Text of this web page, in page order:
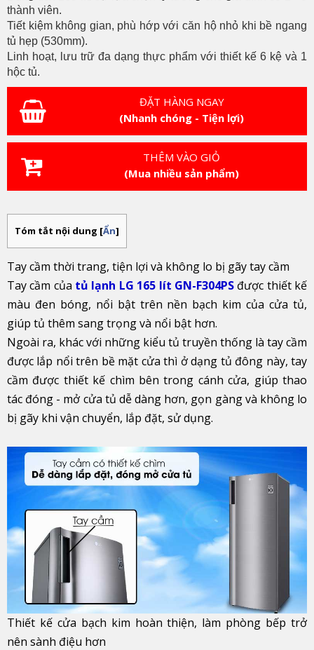
thành viên.
Tiết kiệm không gian, phù hớp với căn hộ nhỏ khi bề ngang
tủ hẹp (530mm).
Linh hoạt, lưu trữ đa dạng thực phẩm với thiết kế 6 kệ và 1
hộc tủ.
ĐẶT HÀNG NGAY
(Nhanh chóng - Tiện lợi)
THÊM VÀO GIỎ
(Mua nhiều sản phẩm)
Tóm tắt nội dung [Ẩn]
Tay cầm thời trang, tiện lợi và không lo bị gãy tay cầm
Tay cầm của tủ lạnh LG 165 lít GN-F304PSđược thiết kế
màu đen bóng, nổi bật trên nền bạch kim của cửa tủ,
giúp tủ thêm sang trọng và nổi bật hơn.
Ngoài ra, khác với những kiểu tủ truyền thống là tay cầm
được lắp nổi trên bề mặt cửa thì ở dạng tủ đông này, tay
cầm được thiết kế chìm bên trong cánh cửa, giúp thao
tác đóng - mở cửa tủ dễ dàng hơn, gọn gàng và không lo
bị gãy khi vận chuyển, lắp đặt, sử dụng.
Thiết kế cửa bạch kim hoàn thiện, làm phòng bếp trở
nên sành điệu hơn